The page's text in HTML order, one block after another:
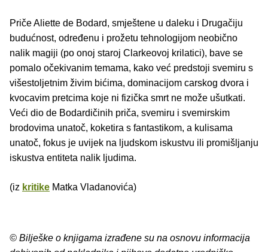
Priče Aliette de Bodard, smještene u daleku i Drugačiju
budućnost, određenu i prožetu tehnologijom neobično
nalik magiji (po onoj staroj Clarkeovoj krilatici), bave se
pomalo očekivanim temama, kako već predstoji svemiru s
višestoljetnim živim bićima, dominacijom carskog dvora i
kvocavim pretcima koje ni fizička smrt ne može ušutkati.
Veći dio de Bodardičinih priča, svemiru i svemirskim
brodovima unatoč, koketira s fantastikom, a kulisama
unatoč, fokus je uvijek na ljudskom iskustvu ili promišljanju
iskustva entiteta nalik ljudima.
(iz kritike Matka Vladanovića)
© Bilješke o knjigama izrađene su na osnovu informacija